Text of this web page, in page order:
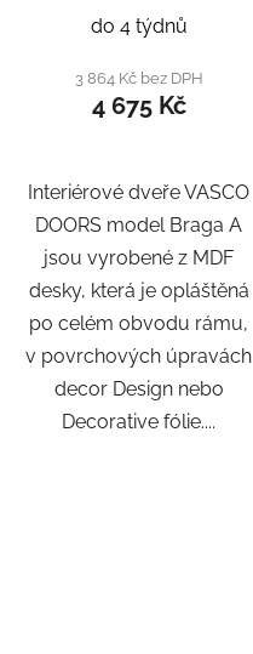
do 4 týdnů
3 864 Kč bez DPH
4 675 Kč
Interiérové dveře VASCO
DOORS model Braga A
jsou vyrobené z MDF
desky, která je opláštěná
po celém obvodu rámu,
v povrchových úpravách
decor Design nebo
Decorative fólie....